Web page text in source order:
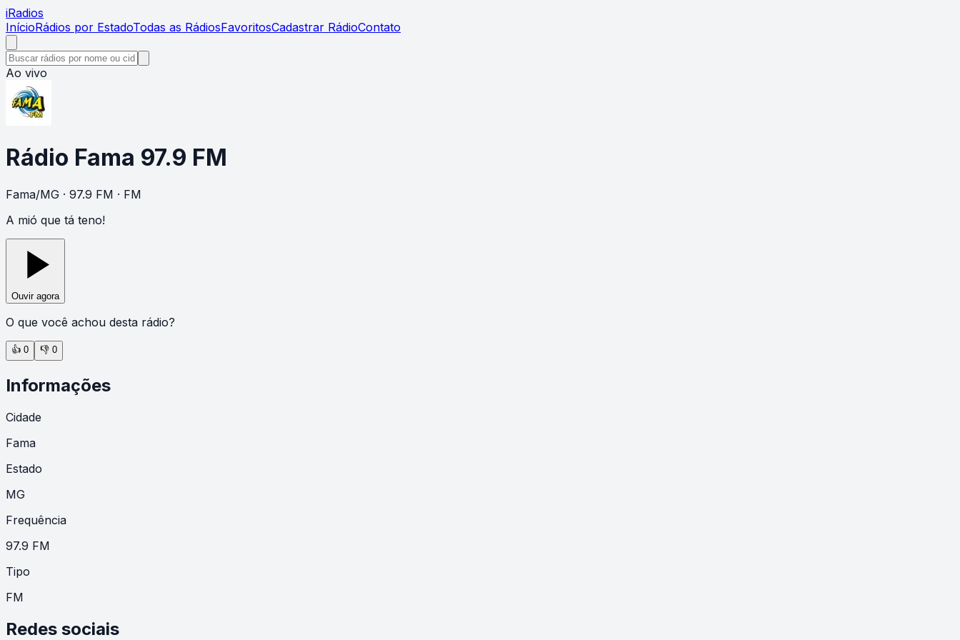
iRadios
InícioRádios por EstadoTodas as RádiosFavoritosCadastrar RádioContato
Ao vivo
Rádio Fama 97.9 FM
Fama/MG · 97.9 FM · FM
A mió que tá teno!
Ouvir agora
O que você achou desta rádio?
👍 0 👎 0
Informações
Cidade
Fama
Estado
MG
Frequência
97.9 FM
Tipo
FM
Redes sociais